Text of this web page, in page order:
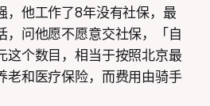
，他工作了8年没有社保，最
，问他愿不愿意交社保，「自
这个数目，相当于按照北京最
老和医疗保险，而费用由骑手